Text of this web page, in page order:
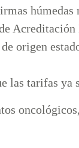
húmedas
origen
las tarifas ya